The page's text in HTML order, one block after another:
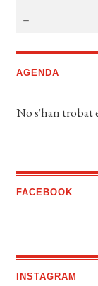
AGENDA
No s'han trobat
FACEBOOK
INSTAGRAM